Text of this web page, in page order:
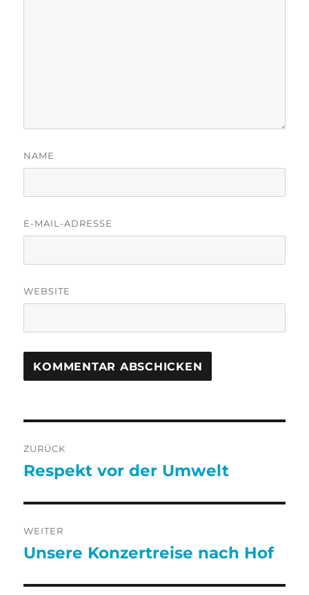
NAME
E-MAIL-ADRESSE
WEBSITE
ZURÜCK
Vorheriger
Respekt vor der Umwelt
WEITER
Nächster
Unsere Konzertreise nach Hof